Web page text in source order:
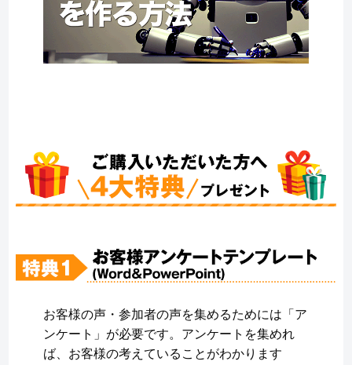
お客様の声・参加者の声を集めるためには「ア
ンケート」が必要です。アンケートを集めれ
ば、お客様の考えていることがわかります